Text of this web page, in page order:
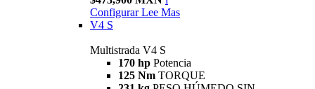
Configurar Lee Mas
V4 S
Multistrada V4 S
170 hp Potencia
125 Nm TORQUE